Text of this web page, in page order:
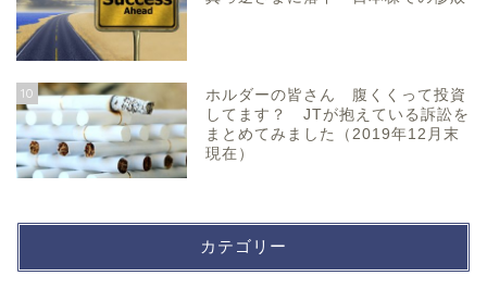
10
ホルダーの皆さん 腹くくって投資
してます？ JTが抱えている訴訟を
まとめてみました（2019年12月末
現在）
カテゴリー